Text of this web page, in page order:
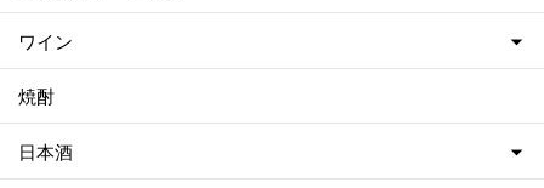
ワイン
焼酎
日本酒